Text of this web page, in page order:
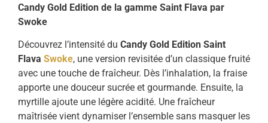
Candy Gold Edition de la gamme Saint Flava par
Swoke
Découvrez l’intensité du Candy Gold Edition Saint
Flava Swoke, une version revisitée d’un classique fruité
avec une touche de fraîcheur. Dès l’inhalation, la fraise
apporte une douceur sucrée et gourmande. Ensuite, la
myrtille ajoute une légère acidité. Une fraîcheur
maîtrisée vient dynamiser l’ensemble sans masquer les